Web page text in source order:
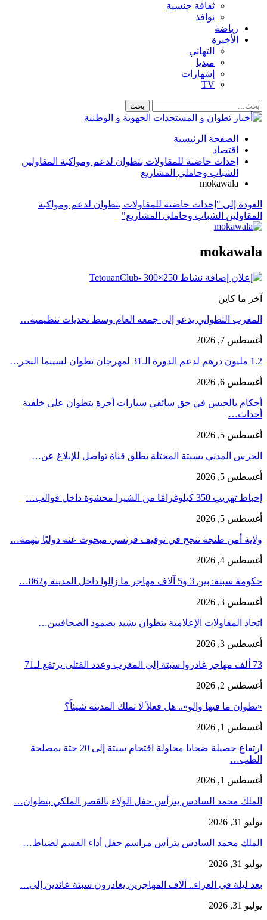
ثقافة جنسية
نوافذ
رياضة
الأخيرة
التهاني
ميديا
إشهارات
TV
الصفحة الرئيسية
اقتصاد
إحداث حاضنة للمقاولات بتطوان لدعم ومواكبة المقاولين
الشباب وحاملي المشاريع
mokawala
العودة إلى "إحداث حاضنة للمقاولات بتطوان لدعم ومواكبة
المقاولين الشباب وحاملي المشاريع"
mokawala
آخر ما كاين
المغرب التطواني يدعو إلى جمعه العام وسط تحديات تنظيمية…
أغسطس 7, 2026
1.2 مليون درهم لدعم الدورة الـ31 لمهرجان تطوان لسينما البحر…
أغسطس 6, 2026
أحكام بالحبس في حق سائقي سيارات أجرة بتطوان على خلفية
أحداث…
أغسطس 5, 2026
الحرس المدني بسبتة المحتلة يطلق قناة تواصل للإبلاغ عن…
أغسطس 5, 2026
إحباط تهريب 350 كيلوغرامًا من الشيرا محشوة داخل قوالب…
أغسطس 5, 2026
ولاية أمن طنجة تنجح في توقيف فرنسي مبحوث عنه دوليًا بتهمة…
أغسطس 4, 2026
حكومة سبتة: بين 3 و5 آلاف مهاجر ما زالوا داخل المدينة و862…
أغسطس 3, 2026
اتحاد المقاولات الإعلامية بتطوان يشيد بصمود الصحافيين…
أغسطس 3, 2026
73 ألف مهاجر غادروا سبتة إلى المغرب وعدد القتلى يرتفع لـ71
أغسطس 2, 2026
«تطوان ما فيها والو».. هل فعلاً لا تملك المدينة شيئاً؟
أغسطس 1, 2026
ارتفاع حصيلة ضحايا محاولة اقتحام سبتة إلى 20 جثة بمصلحة
الطب…
أغسطس 1, 2026
الملك محمد السادس يترأس حفل الولاء بالقصر الملكي بتطوان…
يوليو 31, 2026
الملك محمد السادس يترأس مراسم حفل أداء القسم لضباط…
يوليو 31, 2026
بعد ليلة في العراء.. آلاف المهاجرين يغادرون سبتة عائدين إلى…
يوليو 31, 2026